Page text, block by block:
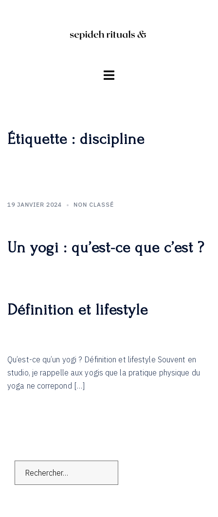
Ouvrir/fermer
Étiquette : discipline
19 JANVIER 2024 NON CLASSÉ
Un yogi : qu’est-ce que c’est ?
Définition et lifestyle
Qu’est-ce qu’un yogi ? Définition et lifestyle Souvent en
studio, je rappelle aux yogis que la pratique physique du
yoga ne correpond […]
Rechercher :